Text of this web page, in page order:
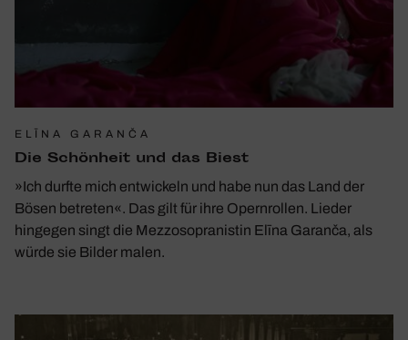
ELĪNA GARANČA
Die Schön­heit und das Biest
»Ich durfte mich entwickeln und habe nun das Land der
Bösen betreten«. Das gilt für ihre Opernrollen. Lieder
hingegen singt die Mezzosopranistin Elīna Garanča, als
würde sie Bilder malen.